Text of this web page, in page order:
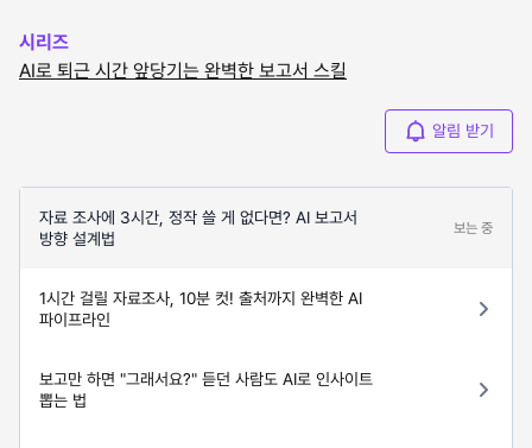
시리즈
AI로 퇴근 시간 앞당기는 완벽한 보고서 스킬
알림 받기
자료 조사에 3시간, 정작 쓸 게 없다면? AI 보고서
방향 설계법
보는 중
1시간 걸릴 자료조사, 10분 컷! 출처까지 완벽한 AI
파이프라인
보고만 하면 "그래서요?" 듣던 사람도 AI로 인사이트
뽑는 법